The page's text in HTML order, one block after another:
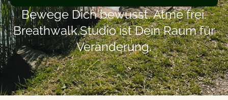
Bewege Dich bewusst. Atme frei.
Breathwalk.Studio ist Dein Raum für
Veränderung.